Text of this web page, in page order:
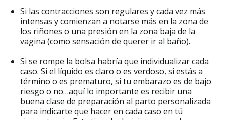
Si las contracciones son regulares y cada vez más
intensas y comienzan a notarse más en la zona de
los riñones o una presión en la zona baja de la
vagina (como sensación de querer ir al baño).
Si se rompe la bolsa habría que individualizar cada
caso. Si el líquido es claro o es verdoso, si estás a
término o es prematuro, si tu embarazo es de bajo
riesgo o no…aquí lo importante es recibir una
buena clase de preparación al parto personalizada
para indicarte que hacer en cada caso en tú